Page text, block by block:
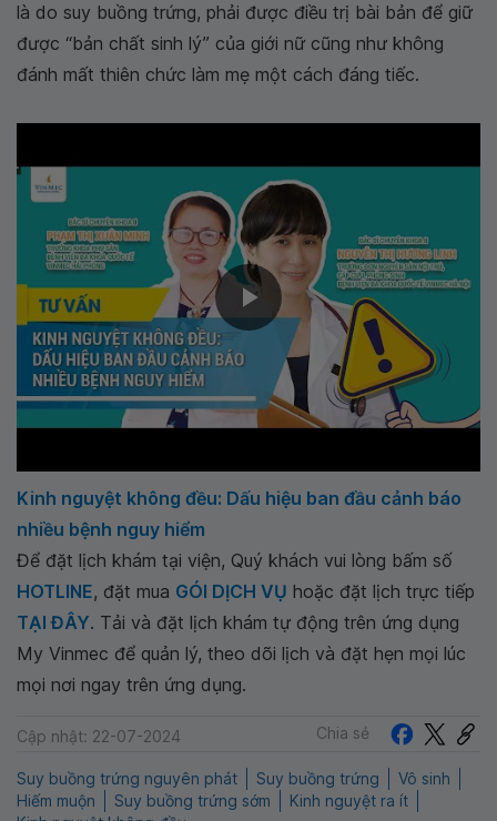
là do suy buồng trứng, phải được điều trị bài bản để giữ
được “bản chất sinh lý” của giới nữ cũng như không
đánh mất thiên chức làm mẹ một cách đáng tiếc.
Kinh nguyệt không đều: Dấu hiệu ban đầu cảnh báo
nhiều bệnh nguy hiểm
Để đặt lịch khám tại viện, Quý khách vui lòng bấm số
HOTLINE, đặt mua GÓI DỊCH VỤ hoặc đặt lịch trực tiếp
TẠI ĐÂY. Tải và đặt lịch khám tự động trên ứng dụng
My Vinmec để quản lý, theo dõi lịch và đặt hẹn mọi lúc
mọi nơi ngay trên ứng dụng.
Cập nhật: 22-07-2024 Chia sẻ
Suy buồng trứng nguyên phát Suy buồng trứng
Vô sinh
Hiếm muộn
Suy buồng trứng sớm
Kinh nguyệt ra ít